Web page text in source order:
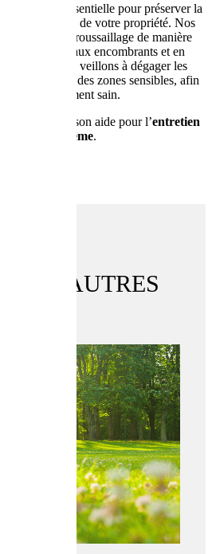
une étape essentielle pour préserver la
la sécurité de votre propriété. Nos
du débroussaillage de manière
les végétaux encombrants et en
Nous veillons à dégager les
des arbustes et des zones sensibles, afin
un environnement sain.
propose son aide pour l’entretien
à Angoulême.
NOS AUTRES